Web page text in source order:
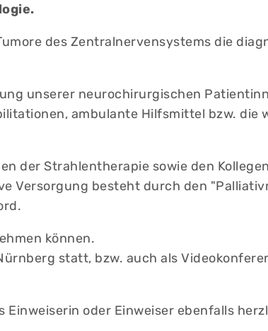
des Zentralnervensystems die
unserer neurochirurgischen
ambulante Hilfsmittel bzw. die
der Strahlentherapie sowie den
Versorgung besteht durch den
können.
statt, bzw. auch als
oder Einweiser ebenfalls